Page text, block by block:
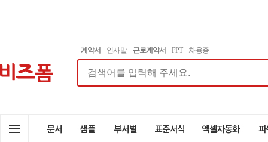
계약서 인사말 근로계약서 PPT 차용증